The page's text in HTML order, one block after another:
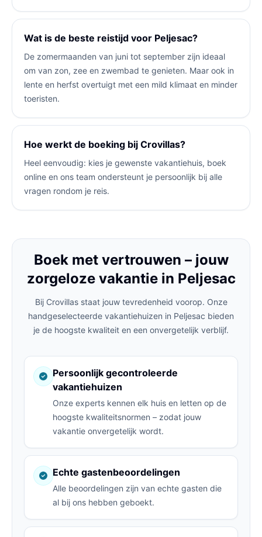
Wat is de beste reistijd voor Peljesac?
De zomermaanden van juni tot september zijn ideaal
om van zon, zee en zwembad te genieten. Maar ook in
lente en herfst overtuigt met een mild klimaat en minder
toeristen.
Hoe werkt de boeking bij Crovillas?
Heel eenvoudig: kies je gewenste vakantiehuis, boek
online en ons team ondersteunt je persoonlijk bij alle
vragen rondom je reis.
Boek met vertrouwen – jouw
zorgeloze vakantie in Peljesac
Bij Crovillas staat jouw tevredenheid voorop. Onze
handgeselecteerde vakantiehuizen in Peljesac bieden
je de hoogste kwaliteit en een onvergetelijk verblijf.
Persoonlijk gecontroleerde
vakantiehuizen
Onze experts kennen elk huis en letten op de
hoogste kwaliteitsnormen – zodat jouw
vakantie onvergetelijk wordt.
Echte gastenbeoordelingen
Alle beoordelingen zijn van echte gasten die
al bij ons hebben geboekt.